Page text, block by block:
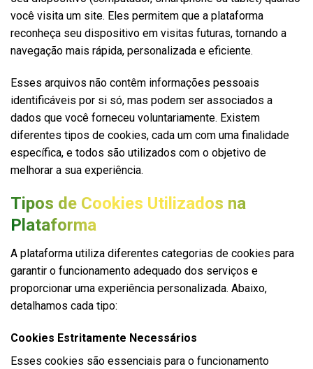
você visita um site. Eles permitem que a plataforma
reconheça seu dispositivo em visitas futuras, tornando a
navegação mais rápida, personalizada e eficiente.
Esses arquivos não contêm informações pessoais
identificáveis por si só, mas podem ser associados a
dados que você forneceu voluntariamente. Existem
diferentes tipos de cookies, cada um com uma finalidade
específica, e todos são utilizados com o objetivo de
melhorar a sua experiência.
Tipos de Cookies Utilizados na
Plataforma
A plataforma utiliza diferentes categorias de cookies para
garantir o funcionamento adequado dos serviços e
proporcionar uma experiência personalizada. Abaixo,
detalhamos cada tipo:
Cookies Estritamente Necessários
Esses cookies são essenciais para o funcionamento